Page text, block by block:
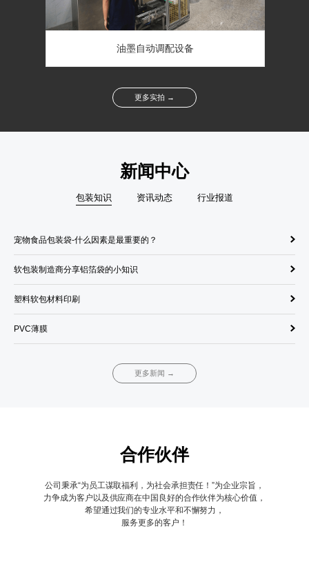
油墨自动调配设备
凌云在线检测设备印刷机
更多实拍 →
新闻中心
包装知识 资讯动态 行业报道
宠物食品包装袋-什么因素是最重要的？
软包装制造商分享铝箔袋的小知识
塑料软包材料印刷
PVC薄膜
更多新闻 →
合作伙伴
公司秉承“为员工谋取福利，为社会承担责任！”为企业宗旨，
力争成为客户以及供应商在中国良好的合作伙伴为核心价值，
希望通过我们的专业水平和不懈努力，
服务更多的客户！